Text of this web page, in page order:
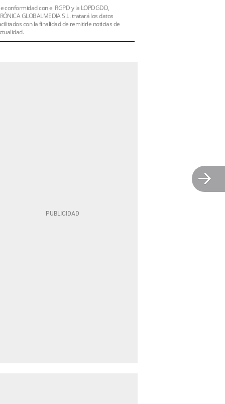
conformidad con el RGPD y la LOPDGDD,
GLOBALMEDIA S.L. tratará los datos
con la finalidad de remitirle noticias de